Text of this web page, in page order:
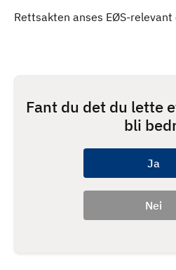
Rettsakten anses EØS-relevant
Fant du det du lette
bli